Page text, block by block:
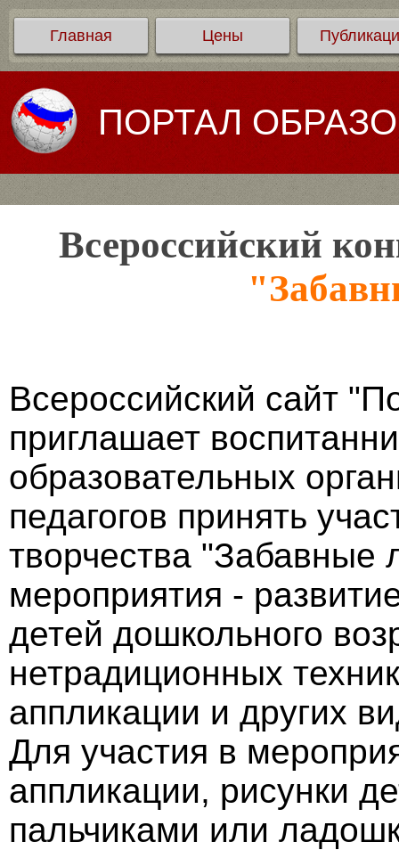
Главная Цены
ПОРТАЛ
Всероссийский
Всероссийский сайт
приглашает
образовательных
педагогов принять
творчества
мероприятия -
детей дошкольного
нетрадиционных
аппликации и других
Для участия в
аппликации, рисунки
пальчиками или